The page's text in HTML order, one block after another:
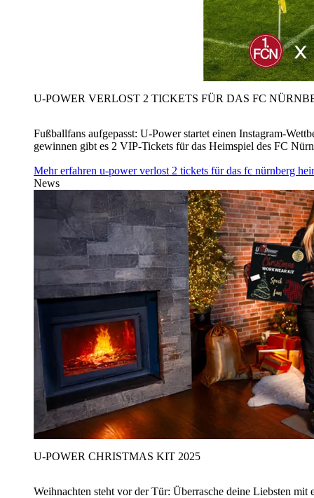
U‑POWER VERLOST 2 TICKETS FÜR DAS FC
Fußballfans aufgepasst: U‑Power startet einen Instagram-
gewinnen gibt es 2 VIP-Tickets für das Heimspiel des FC
Mehr erfahren u‑power verlost 2 tickets für das fc nürnberg
News
U‑POWER CHRISTMAS KIT 2025
Weihnachten steht vor der Tür: Überrasche deine Liebsten